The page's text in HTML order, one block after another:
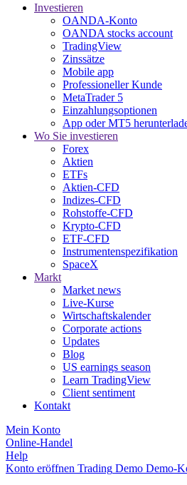
Investieren
OANDA-Konto
OANDA stocks account
TradingView
Zinssätze
Mobile app
Professioneller Kunde
MetaTrader 5
Einzahlungsoptionen
App oder MT5
Wo Sie investieren
Forex
Aktien
ETFs
Aktien-CFD
Indizes-CFD
Rohstoffe-CFD
Krypto-CFD
ETF-CFD
Instrumentenspezifikation
SpaceX
Markt
Market news
Live-Kurse
Wirtschaftskalender
Corporate actions
Updates
Blog
US earnings season
Learn TradingView
Client sentiment
Kontakt
Mein Konto
Online-Handel
Help
Konto eröffnen Trading Demo Demo-